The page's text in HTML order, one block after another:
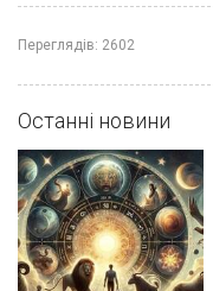
Переглядів: 2602
Останні новини